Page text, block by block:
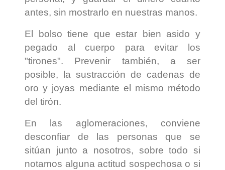
antes, sin mostrarlo en nuestras manos.
El bolso tiene que estar bien asido y
pegado al cuerpo para evitar los
"tirones". Prevenir también, a ser
posible, la sustracción de cadenas de
oro y joyas mediante el mismo método
del tirón.
En las aglomeraciones, conviene
desconfiar de las personas que se
sitúan junto a nosotros, sobre todo si
notamos alguna actitud sospechosa o si